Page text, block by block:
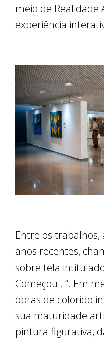
meio de
experiência
Entre os
anos recentes,
sobre tela
Começou...”. Em
obras de colorido
sua maturidade
pintura figurativa,